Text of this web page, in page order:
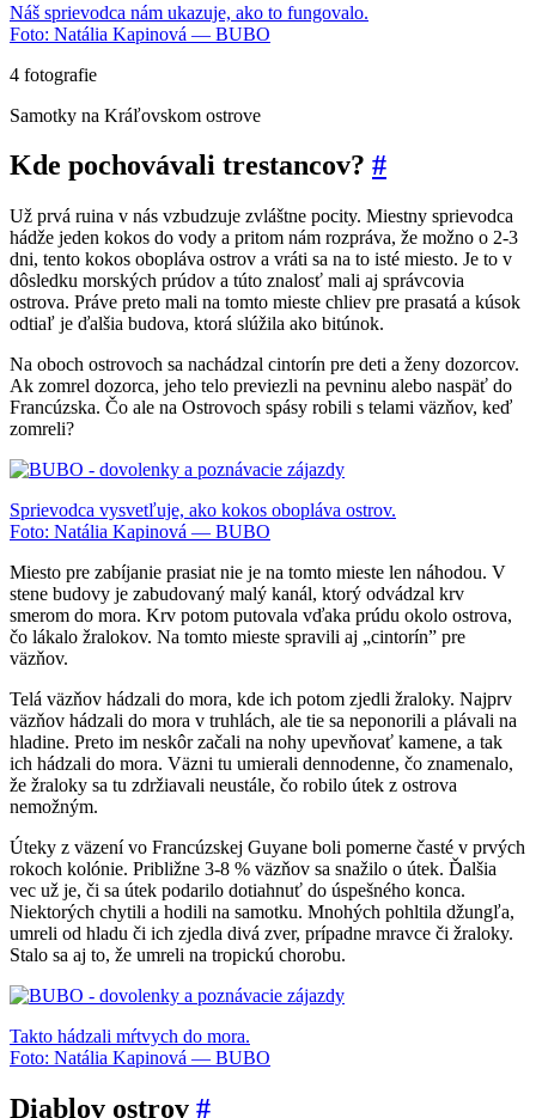
Náš sprievodca nám ukazuje, ako to fungovalo.
Foto: Natália Kapinová — BUBO
4 fotografie
Samotky na Kráľovskom ostrove
Kde pochovávali trestancov? #
Už prvá ruina v nás vzbudzuje zvláštne pocity. Miestny sprievodca
hádže jeden kokos do vody a pritom nám rozpráva, že možno o 2-3
dni, tento kokos obopláva ostrov a vráti sa na to isté miesto. Je to v
dôsledku morských prúdov a túto znalosť mali aj správcovia
ostrova. Práve preto mali na tomto mieste chliev pre prasatá a kúsok
odtiaľ je ďalšia budova, ktorá slúžila ako bitúnok.
Na oboch ostrovoch sa nachádzal cintorín pre deti a ženy dozorcov.
Ak zomrel dozorca, jeho telo previezli na pevninu alebo naspäť do
Francúzska. Čo ale na Ostrovoch spásy robili s telami väzňov, keď
zomreli?
Sprievodca vysvetľuje, ako kokos obopláva ostrov.
Foto: Natália Kapinová — BUBO
Miesto pre zabíjanie prasiat nie je na tomto mieste len náhodou. V
stene budovy je zabudovaný malý kanál, ktorý odvádzal krv
smerom do mora. Krv potom putovala vďaka prúdu okolo ostrova,
čo lákalo žralokov. Na tomto mieste spravili aj „cintorín” pre
väzňov.
Telá väzňov hádzali do mora, kde ich potom zjedli žraloky. Najprv
väzňov hádzali do mora v truhlách, ale tie sa neponorili a plávali na
hladine. Preto im neskôr začali na nohy upevňovať kamene, a tak
ich hádzali do mora. Väzni tu umierali dennodenne, čo znamenalo,
že žraloky sa tu zdržiavali neustále, čo robilo útek z ostrova
nemožným.
Úteky z väzení vo Francúzskej Guyane boli pomerne časté v prvých
rokoch kolónie. Približne 3-8 % väzňov sa snažilo o útek. Ďalšia
vec už je, či sa útek podarilo dotiahnuť do úspešného konca.
Niektorých chytili a hodili na samotku. Mnohých pohltila džungľa,
umreli od hladu či ich zjedla divá zver, prípadne mravce či žraloky.
Stalo sa aj to, že umreli na tropickú chorobu.
Takto hádzali mŕtvych do mora.
Foto: Natália Kapinová — BUBO
Diablov ostrov #